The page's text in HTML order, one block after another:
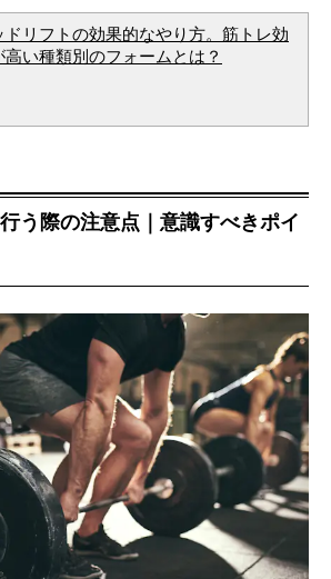
ドリフトの効果的なやり方。筋トレ効
高い種類別のフォームとは？
う際の注意点｜意識すべきポイ